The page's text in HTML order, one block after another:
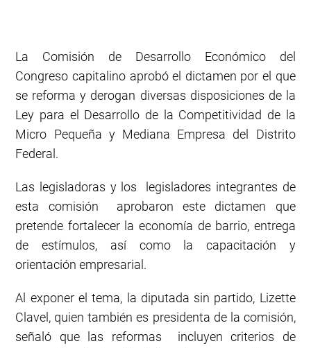
La Comisión de Desarrollo Económico del
Congreso capitalino aprobó el dictamen por el que
se reforma y derogan diversas disposiciones de la
Ley para el Desarrollo de la Competitividad de la
Micro Pequeña y Mediana Empresa del Distrito
Federal.
Las legisladoras y los legisladores integrantes de
esta comisión aprobaron este dictamen que
pretende fortalecer la economía de barrio, entrega
de estímulos, así como la capacitación y
orientación empresarial.
Al exponer el tema, la diputada sin partido, Lizette
Clavel, quien también es presidenta de la comisión,
señaló que las reformas incluyen criterios de